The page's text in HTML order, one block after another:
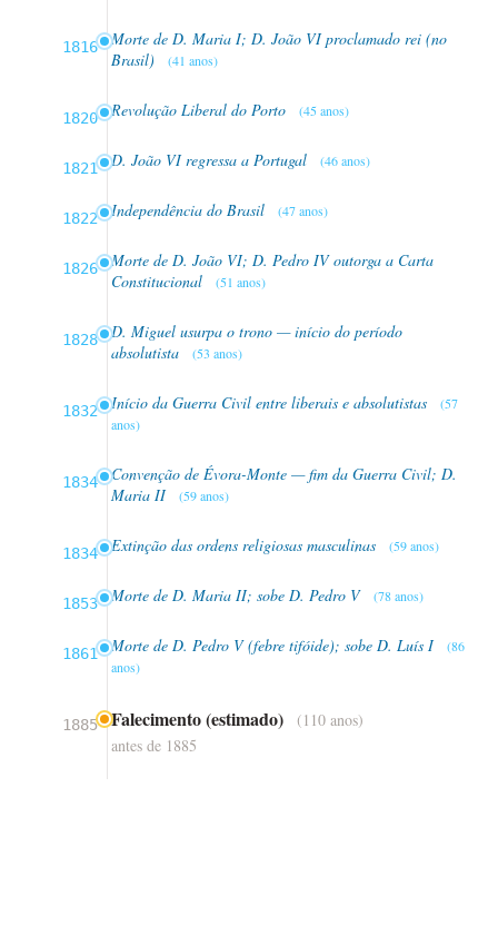
1816
Morte de D. Maria I; D. João VI proclamado rei (no
Brasil)
(41 anos)
1820 Revolução Liberal do Porto (45 anos)
1821 D. João VI regressa a Portugal (46 anos)
1822 Independência do Brasil (47 anos)
1826
Morte de D. João VI; D. Pedro IV outorga a Carta
Constitucional
(51 anos)
1828
D. Miguel usurpa o trono — início do período
absolutista
(53 anos)
1832 Início da Guerra Civil entre liberais e absolutistas
(57
anos)
1834
Convenção de Évora-Monte — fim da Guerra Civil; D.
Maria II
(59 anos)
1834 Extinção das ordens religiosas masculinas (59 anos)
1853 Morte de D. Maria II; sobe D. Pedro V (78 anos)
1861 Morte de D. Pedro V (febre tifóide); sobe D. Luís I
(86
anos)
1885 Falecimento (estimado)
(110 anos)
antes de 1885